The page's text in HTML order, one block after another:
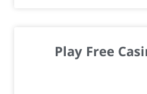
Play Free